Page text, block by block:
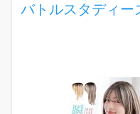
バトルスタディー